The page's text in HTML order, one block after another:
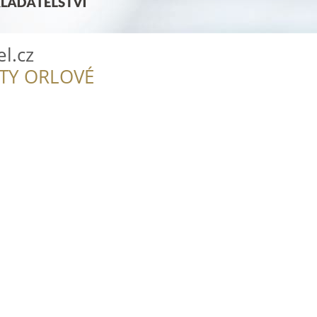
ORLOVÉ